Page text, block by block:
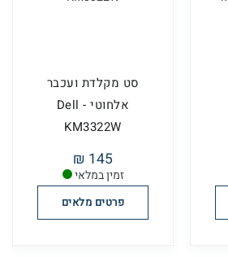
זמין במלאי
סט מקלדת ועכבר
אלחוטי - Dell
KM3322W
145 ₪
פרטים מלאים